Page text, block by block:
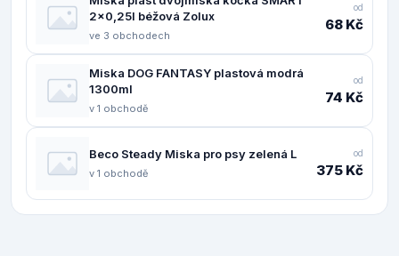
2x0,25l béžová Zolux
ve 3 obchodech
od
68 Kč
Miska DOG FANTASY plastová modrá
1300ml
v 1 obchodě
od
74 Kč
Beco Steady Miska pro psy zelená L
v 1 obchodě
od
375 Kč